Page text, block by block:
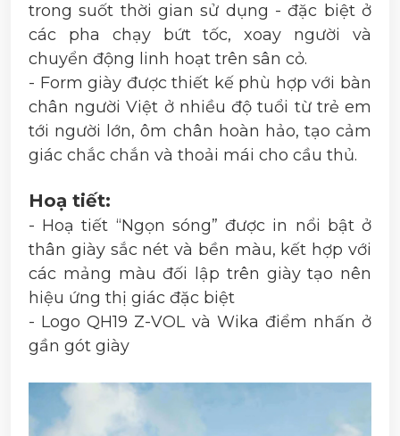
trong suốt thời gian sử dụng - đặc biệt ở
các pha chạy bứt tốc, xoay người và
chuyển động linh hoạt trên sân cỏ.
- Form giày được thiết kế phù hợp với bàn
chân người Việt ở nhiều độ tuổi từ trẻ em
tới người lớn, ôm chân hoàn hảo, tạo cảm
giác chắc chắn và thoải mái cho cầu thủ.
Hoạ tiết:
- Hoạ tiết “Ngọn sóng” được in nổi bật ở
thân giày sắc nét và bền màu, kết hợp với
các mảng màu đối lập trên giày tạo nên
hiệu ứng thị giác đặc biệt
- Logo QH19 Z-VOL và Wika điểm nhấn ở
gần gót giày